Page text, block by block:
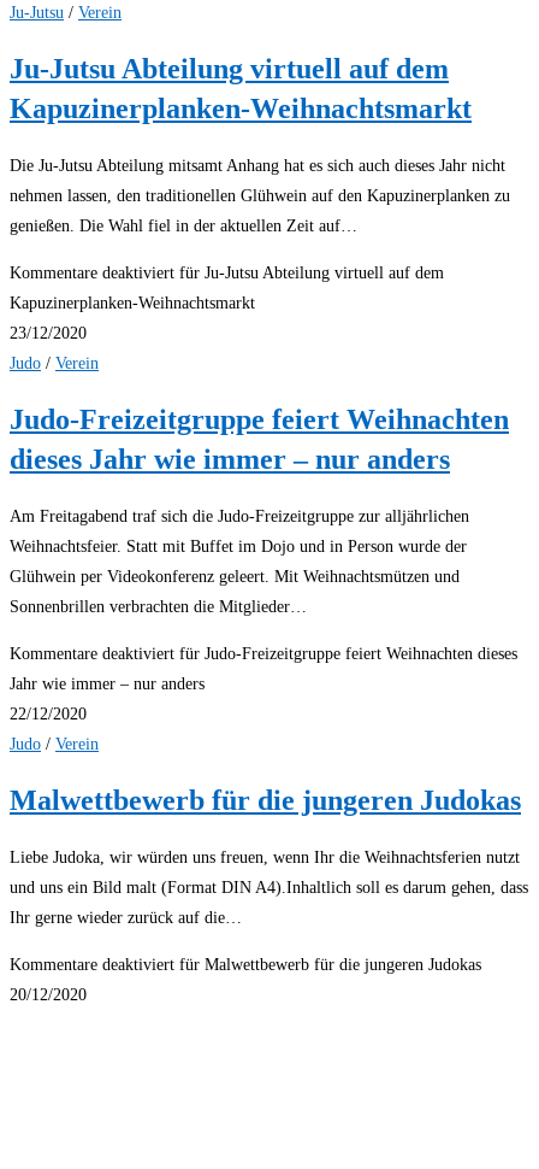
Ju-Jutsu / Verein
Ju-Jutsu Abteilung virtuell auf dem
Kapuzinerplanken-Weihnachtsmarkt
Die Ju-Jutsu Abteilung mitsamt Anhang hat es sich auch dieses Jahr nicht
nehmen lassen, den traditionellen Glühwein auf den Kapuzinerplanken zu
genießen. Die Wahl fiel in der aktuellen Zeit auf…
Kommentare deaktiviert für Ju-Jutsu Abteilung virtuell auf dem
Kapuzinerplanken-Weihnachtsmarkt
23/12/2020
Judo / Verein
Judo-Freizeitgruppe feiert Weihnachten
dieses Jahr wie immer – nur anders
Am Freitagabend traf sich die Judo-Freizeitgruppe zur alljährlichen
Weihnachtsfeier. Statt mit Buffet im Dojo und in Person wurde der
Glühwein per Videokonferenz geleert. Mit Weihnachtsmützen und
Sonnenbrillen verbrachten die Mitglieder…
Kommentare deaktiviert für Judo-Freizeitgruppe feiert Weihnachten dieses
Jahr wie immer – nur anders
22/12/2020
Judo / Verein
Malwettbewerb für die jungeren Judokas
Liebe Judoka, wir würden uns freuen, wenn Ihr die Weihnachtsferien nutzt
und uns ein Bild malt (Format DIN A4).Inhaltlich soll es darum gehen, dass
Ihr gerne wieder zurück auf die…
Kommentare deaktiviert für Malwettbewerb für die jungeren Judokas
20/12/2020